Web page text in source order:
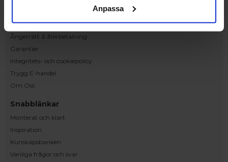
Anpassa
Betalnings & leveransvillkor
Ångerrätt & återbetalning
Garantier
Integritets- och cookiepolicy
Trygg E-handel
Om Oss
Snabblänkar
Monterat och klart
Inspiration
Kunskapsbanken
Vanliga frågor och svar